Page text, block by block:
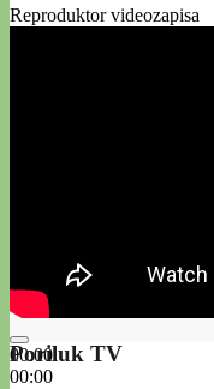
Reproduktor videozapisa
00:00
00:00
Poriluk TV